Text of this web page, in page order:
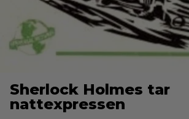
Sherlock Holmes tar
nattexpressen